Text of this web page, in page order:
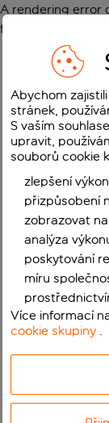
A rendering error
function
Abychom
stránek,
S vaším
upravit,
souborů cookie
zlepšení
přizpůsobení
zobrazovat
analýza
poskytování
míru
Více informací
cookie skupiny .